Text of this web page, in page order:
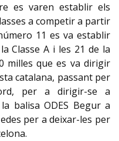
es varen establir els
a competir a partir
11 es va establir
Classe A i les 21 de la
milles que es va dirigir
catalana, passant per
per a dirigir-se a
balisa ODES Begur a
per a deixar-les per